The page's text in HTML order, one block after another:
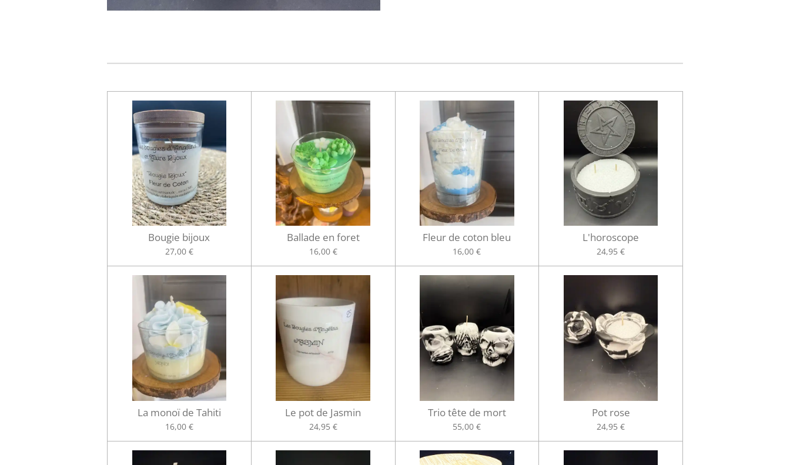
Bougie bijoux
27,00 €
Ballade en foret
16,00 €
Fleur de coton bleu
16,00 €
L'horoscope
24,95 €
La monoï de Tahiti
16,00 €
Le pot de Jasmin
24,95 €
Trio tête de mort
55,00 €
Pot rose
24,95 €